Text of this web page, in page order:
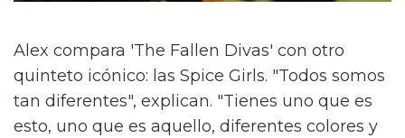
Alex compara 'The Fallen Divas' con otro
quinteto icónico: las Spice Girls. "Todos somos
tan diferentes", explican. "Tienes uno que es
esto, uno que es aquello, diferentes colores y